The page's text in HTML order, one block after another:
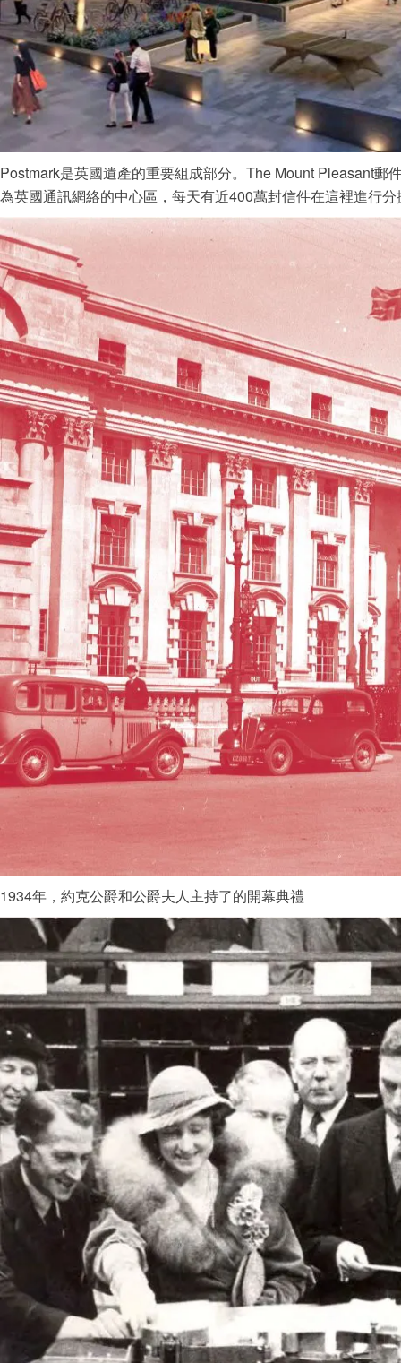
Postmark是英國遺產的重要組成部分。The Mount Pleasant郵
為英國通訊網絡的中心區，每天有近400萬封信件在這裡進行分
1934年，約克公爵和公爵夫人主持了的開幕典禮